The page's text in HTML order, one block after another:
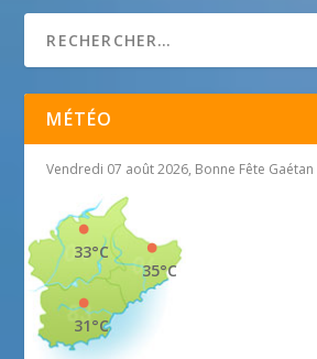
MÉTÉO
Vendredi 07 août 2026, Bonne Fête Gaétan
35°C
33°C
31°C